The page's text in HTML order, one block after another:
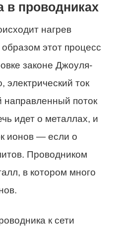
в проводниках
нагрев
этот процесс
законе Джоуля-
электрический ток
направленный поток
идет о металлах, и
ионов — если о
Проводником
в котором много
к сети